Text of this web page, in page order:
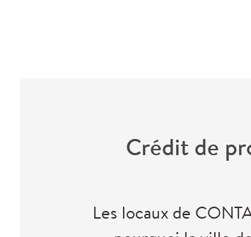
Crédit de
Les locaux de